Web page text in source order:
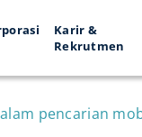
Karir &
Rekrutmen
pencarian